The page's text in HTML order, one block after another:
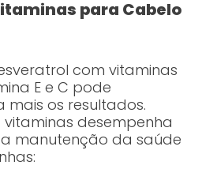
para Cabelo
com vitaminas
E e C pode
mais os resultados.
desempenha
manutenção da saúde